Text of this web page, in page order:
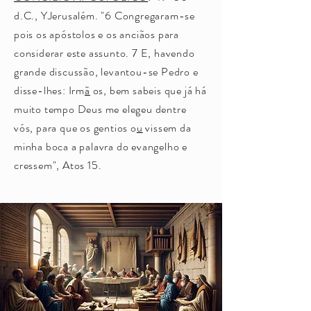
d.C., YJerusalém. "6 Congregaram-se
pois os apóstolos e os anciãos para
considerar este assunto. 7 E, havendo
grande discussão, levantou-se Pedro e
disse-lhes: Irmã os, bem sabeis que já há
muito tempo Deus me elegeu dentre
vós, para que os gentios ou vissem da
minha boca a palavra do evangelho e
cressem", Atos 15.